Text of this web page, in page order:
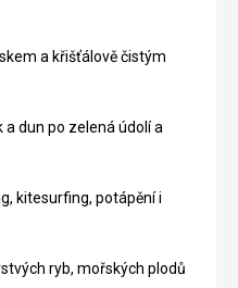
a křišťálově čistým
a dun po zelená údolí a
kitesurfing, potápění i
ryb, mořských plodů